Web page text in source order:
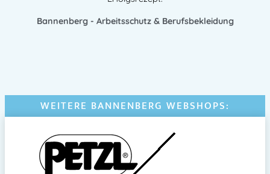
Bannenberg - Arbeitsschutz & Berufsbekleidung
WEITERE BANNENBERG WEBSHOPS: